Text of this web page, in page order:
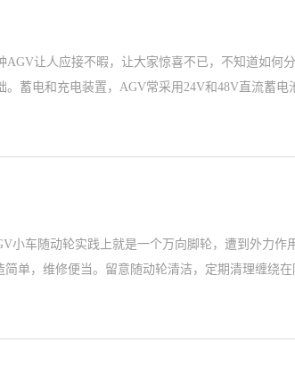
让人应接不暇，让大家惊喜不已，不知道如何
蓄电和充电装置，AGV常采用24V和48V直流蓄
车随动轮实践上就是一个万向脚轮，遭到外力作
单，维修便当。留意随动轮清洁，定期清理缠绕